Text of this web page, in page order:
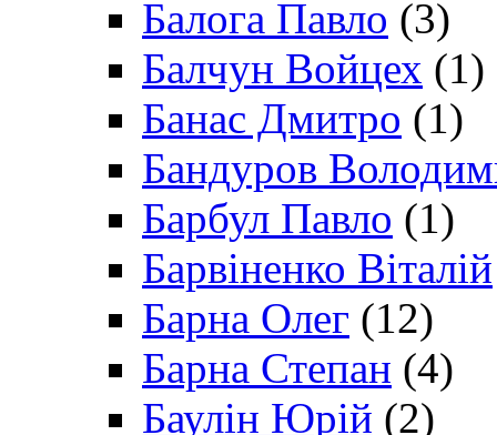
Балога Павло (3)
Балчун Войцех (1)
Банас Дмитро (1)
Бандуров
Барбул Павло (1)
Барвіненко Віталій
Барна Олег (12)
Барна Степан (4)
Баулін Юрій (2)